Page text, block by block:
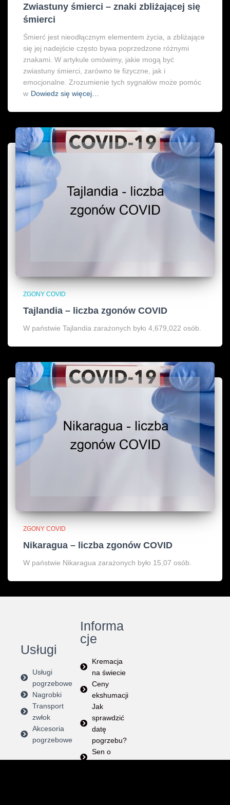
Zwiastuny śmierci – znaki zbliżającej się
śmierci
Śmierć jest nieodłącznym elementem życia, a zbliżające
się jej nadejście często bywa poprzedzone różnymi
znakami. W artykule omówimy, jakie mogą być
zwiastuny śmierci, zarówno te fizyczne, jak i
emocjonalne. Zrozumienie tych sygnałów może pomóc
w Dowiedz się więcej…
ZGONY COVID
Tajlandia – liczba zgonów COVID
W państwie Tajlandia zarażonych było 4,679,022 osób.
ZGONY COVID
Nikaragua – liczba zgonów COVID
W państwie Nikaragua zarażonych było 15,07 osób.
Usługi
Usługi
pogrzebowe
Nagrobki
Transport
zwłok
Akcesoria
pogrzebowe
Informa
cje
Kremacja
na świecie
Ceny
ekshumacji
Jak
sprawdzić
datę
pogrzebu?
Sen o